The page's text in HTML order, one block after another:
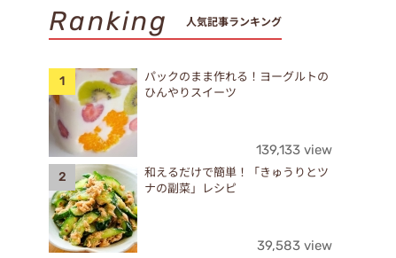
Ranking 人気記事ランキング
パックのまま作れる！ヨーグルトの
ひんやりスイーツ
139,133 view
和えるだけで簡単！「きゅうりとツ
ナの副菜」レシピ
39,583 view